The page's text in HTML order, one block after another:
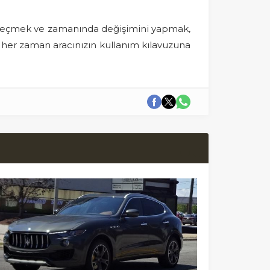
ve zamanında değişimini yapmak,
zaman aracınızın kullanım kılavuzuna